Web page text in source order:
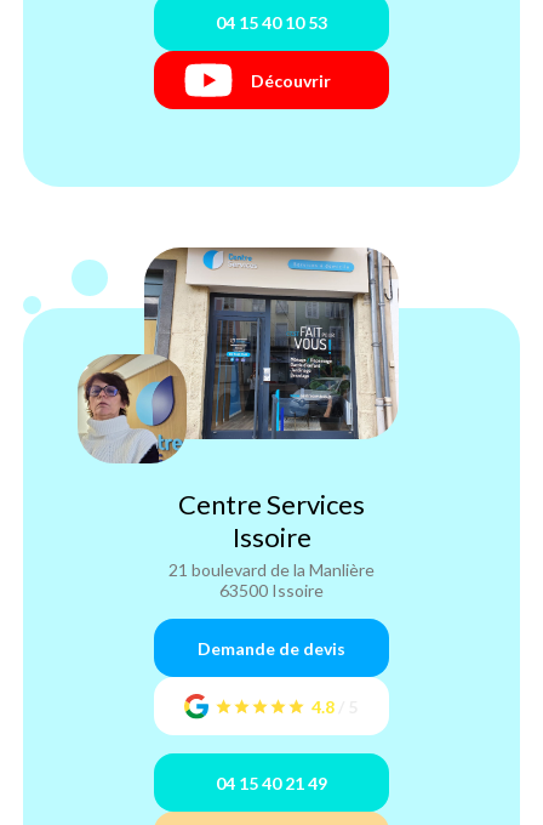
04 15 40 10 53
Découvrir
Centre Services
Issoire
21 boulevard de la Manlière
63500 Issoire
4.8
Demande de devis
04 15 40 21 49